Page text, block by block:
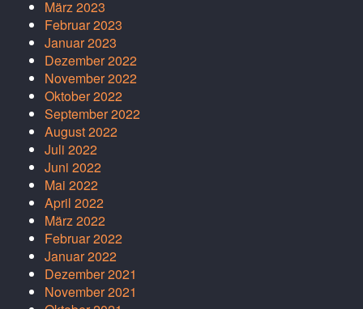
März 2023
Februar 2023
Januar 2023
Dezember 2022
November 2022
Oktober 2022
September 2022
August 2022
Juli 2022
Juni 2022
Mai 2022
April 2022
März 2022
Februar 2022
Januar 2022
Dezember 2021
November 2021